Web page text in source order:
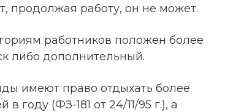
продолжая работу, он не может.
работников положен более
либо дополнительный.
имеют право отдыхать более
году (ФЗ-181 от 24/11/95 г.), а